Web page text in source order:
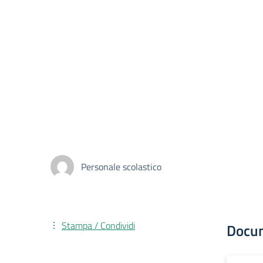
Personale scolastico
Stampa / Condividi